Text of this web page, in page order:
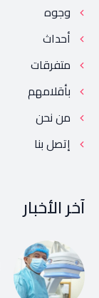
وجوه
أحداث
متفرقات
بأقلامهم
من نحن
إتصل بنا
آخر الأخبار